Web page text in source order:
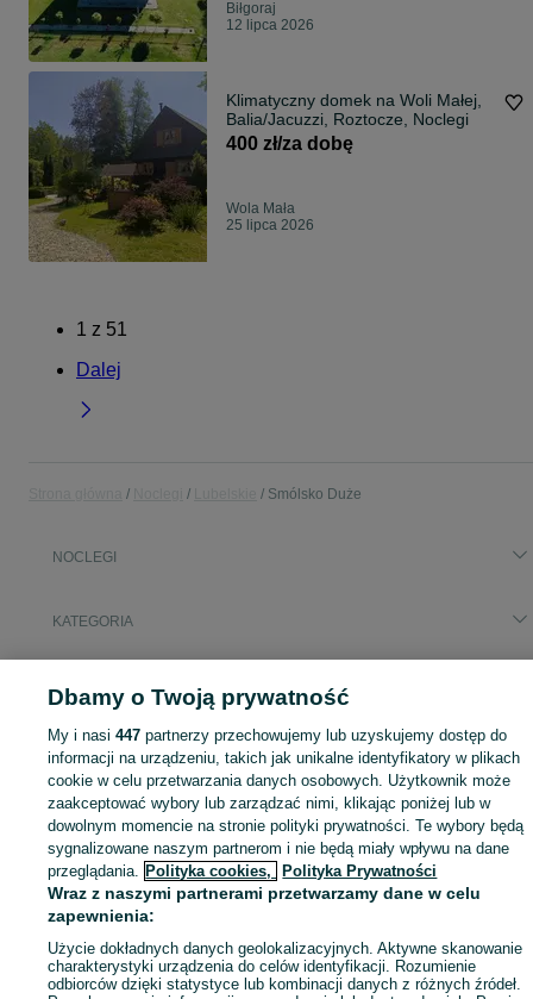
Biłgoraj
12 lipca 2026
Klimatyczny domek na Woli Małej,
Balia/Jacuzzi, Roztocze, Noclegi
400 zł/za dobę
Wola Mała
25 lipca 2026
1 z 51
Dalej
Smólsko Duże
NOCLEGI
KATEGORIA
Mapa kategorii
Mapa miejscowości
Mapa ministron
Popularne wyszukiwania
Dbamy o Twoją prywatność
My i nasi447 partnerzy przechowujemy lub uzyskujemy dostęp do
informacji na urządzeniu, takich jak unikalne identyfikatory w plikach
cookie w celu przetwarzania danych osobowych. Użytkownik może
zaakceptować wybory lub zarządzać nimi, klikając poniżej lub w
dowolnym momencie na stronie polityki prywatności. Te wybory będą
sygnalizowane naszym partnerom i nie będą miały wpływu na dane
przeglądania. Polityka cookies, Polityka Prywatności
Wraz z naszymi partnerami przetwarzamy dane w celu
zapewnienia:
Użycie dokładnych danych geolokalizacyjnych. Aktywne skanowanie
charakterystyki urządzenia do celów identyfikacji. Rozumienie
odbiorców dzięki statystyce lub kombinacji danych z różnych źródeł.